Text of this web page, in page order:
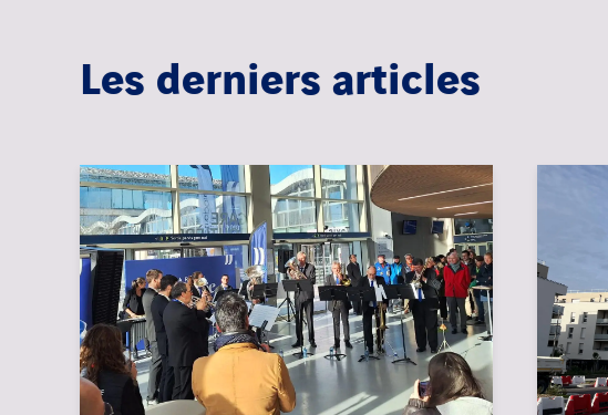
Les derniers articles